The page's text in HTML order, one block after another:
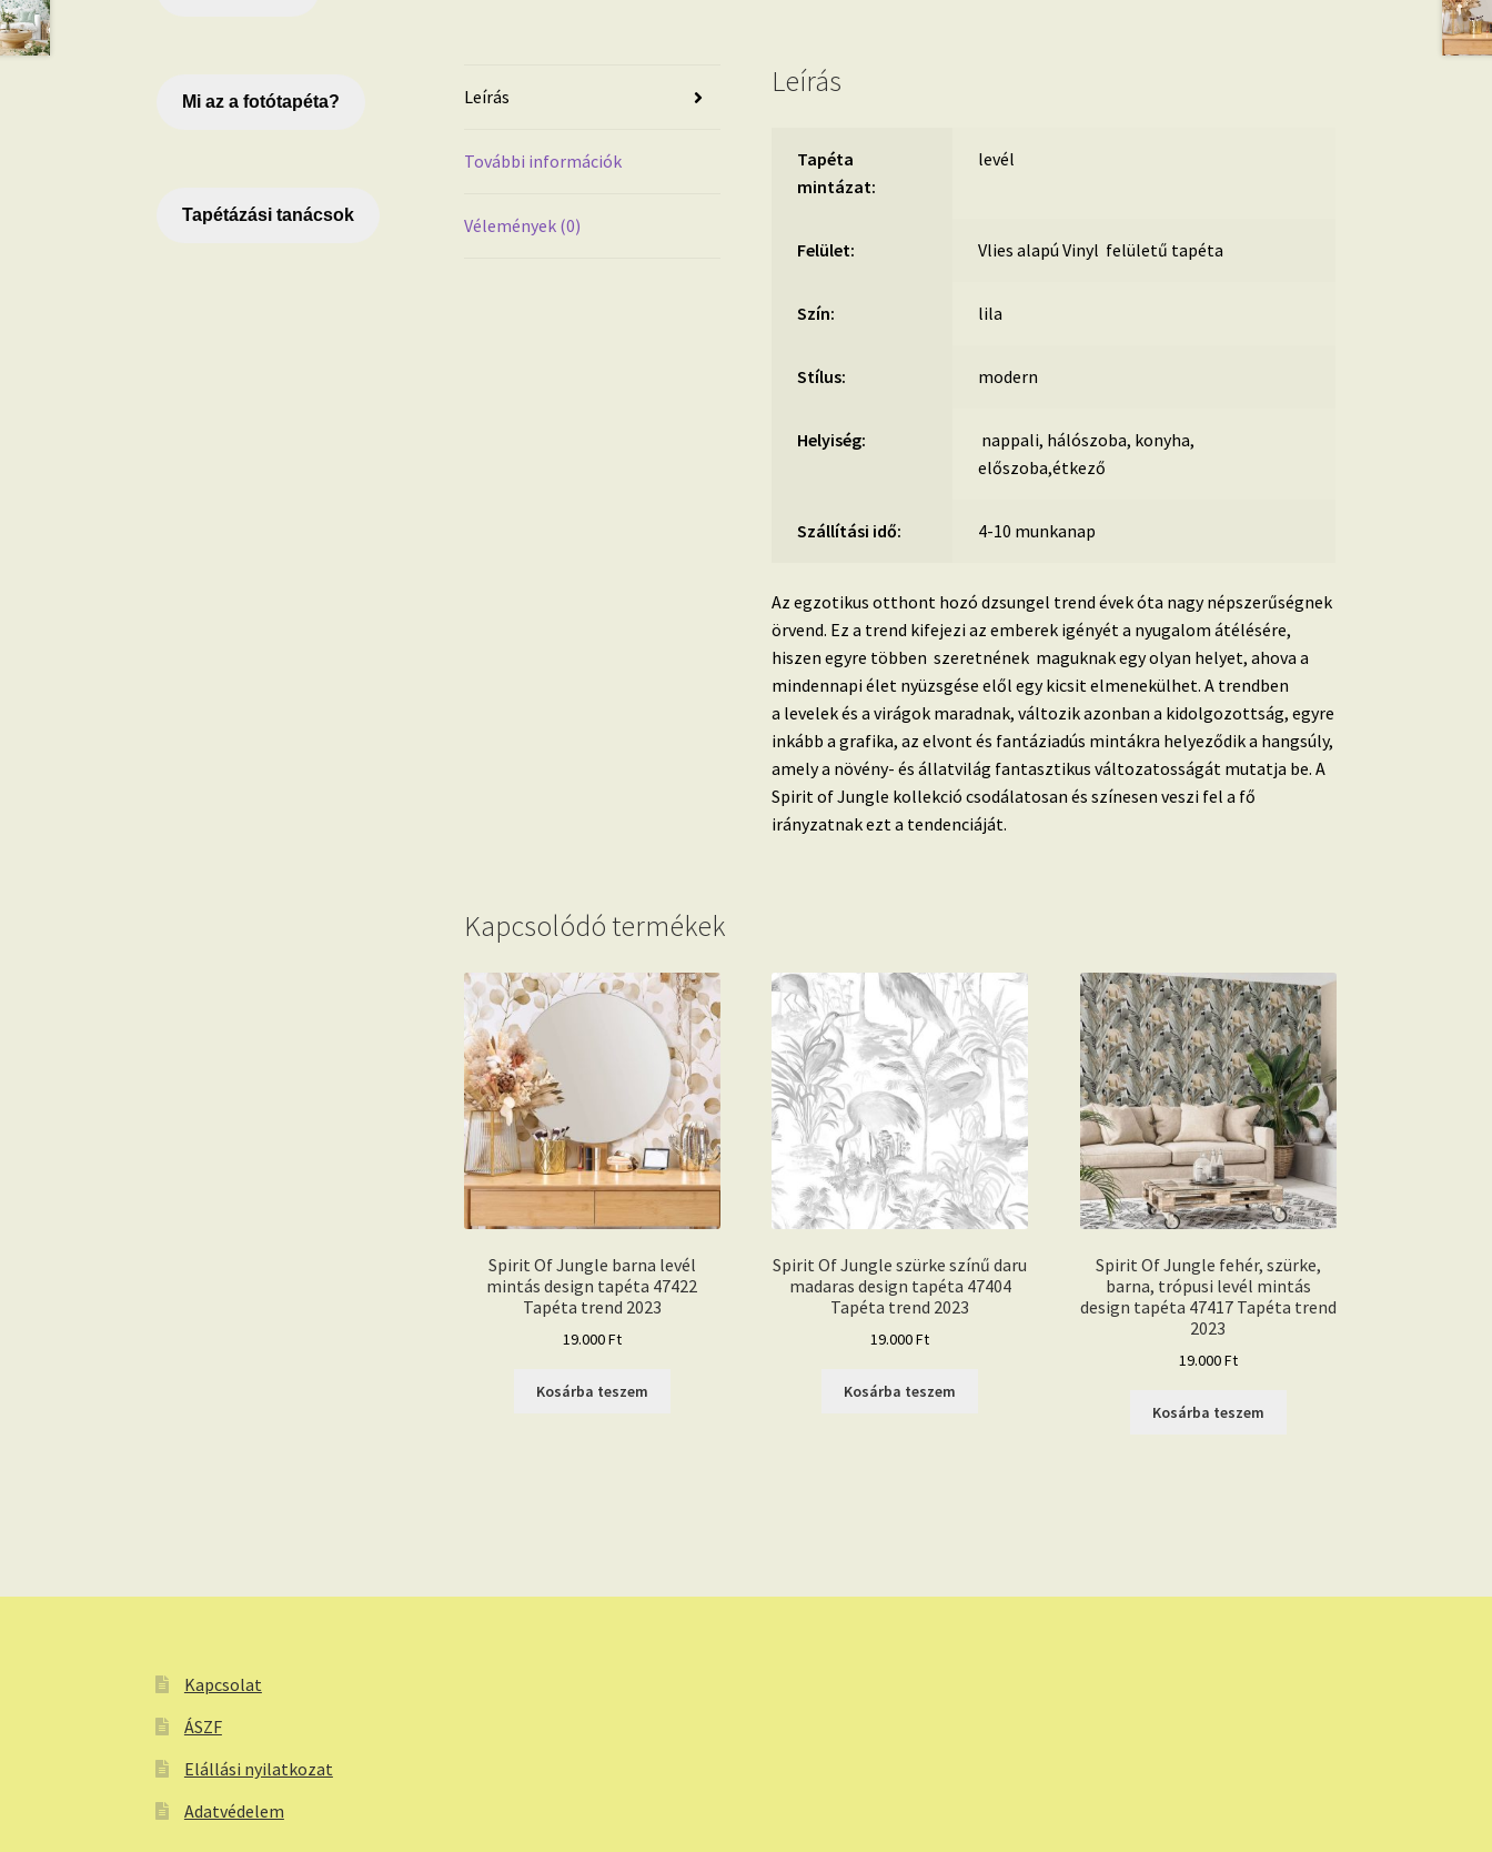
Leírás
További információk
Vélemények (0)
Leírás
Tapéta
mintázat:
levél
Felület: Vlies alapú Vinyl felületű tapéta
Szín: lila
Stílus: modern
Helyiség:
nappali, hálószoba, konyha,
előszoba,étkező
Szállítási idő: 4-10 munkanap
Az egzotikus otthont hozó dzsungel trend évek óta nagy népszerűségnek
örvend. Ez a trend kifejezi az emberek igényét a nyugalom átélésére,
hiszen egyre többen szeretnének maguknak egy olyan helyet, ahova a
mindennapi élet nyüzsgése elől egy kicsit elmenekülhet. A trendben
a levelek és a virágok maradnak, változik azonban a kidolgozottság, egyre
inkább a grafika, az elvont és fantáziadús mintákra helyeződik a hangsúly,
amely a növény- és állatvilág fantasztikus változatosságát mutatja be.A
Spirit of Jungle kollekció csodálatosan és színesen veszi fel a fő
irányzatnak ezt a tendenciáját.
Kapcsolódó termékek
Spirit Of Jungle barna levél
mintás design tapéta 47422
Tapéta trend 2023
19.000Ft
Kosárba teszem
Spirit Of Jungle szürke színű daru
madaras design tapéta 47404
Tapéta trend 2023
19.000Ft
Kosárba teszem
Spirit Of Jungle fehér, szürke,
barna, trópusi levél mintás
design tapéta 47417 Tapéta trend
2023
19.000Ft
Kosárba teszem
Mi az a fotótapéta?
Tapétázási tanácsok
Kapcsolat
ÁSZF
Elállási nyilatkozat
Adatvédelem